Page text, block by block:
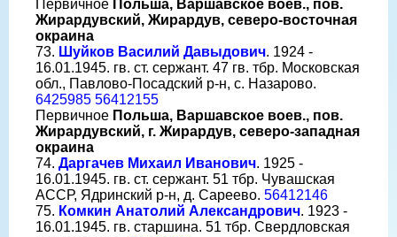
Первичное Польша, Варшавское воев., пов.
Жирардувский, Жирардув, северо-восточная
окраина
73. Шуйков Василий Давыдович. 1924 -
16.01.1945. гв. ст. сержант. 47 гв. тбр. Московская
обл., Павлово-Посадский р-н, с. Назарово.
6425985 56412155
Первичное Польша, Варшавское воев., пов.
Жирардувский, г. Жирардув, северо-западная
окраина
74. Даргачев Михаил Иванович. 1925 -
16.01.1945. гв. ст. сержант. 51 тбр. Чувашская
АССР, Ядринский р-н, д. Сареево. 56412146
75. Комкин Анатолий Александрович. 1923 -
16.01.1945. гв. старшина. 51 тбр. Свердловская